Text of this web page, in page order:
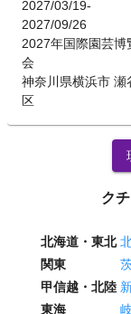
2027/03/19-
2027/09/26
2027年国際園芸博
会
神奈川県横浜市 瀬
区
ク
北海道・東北
関東
甲信越・北陸
東海